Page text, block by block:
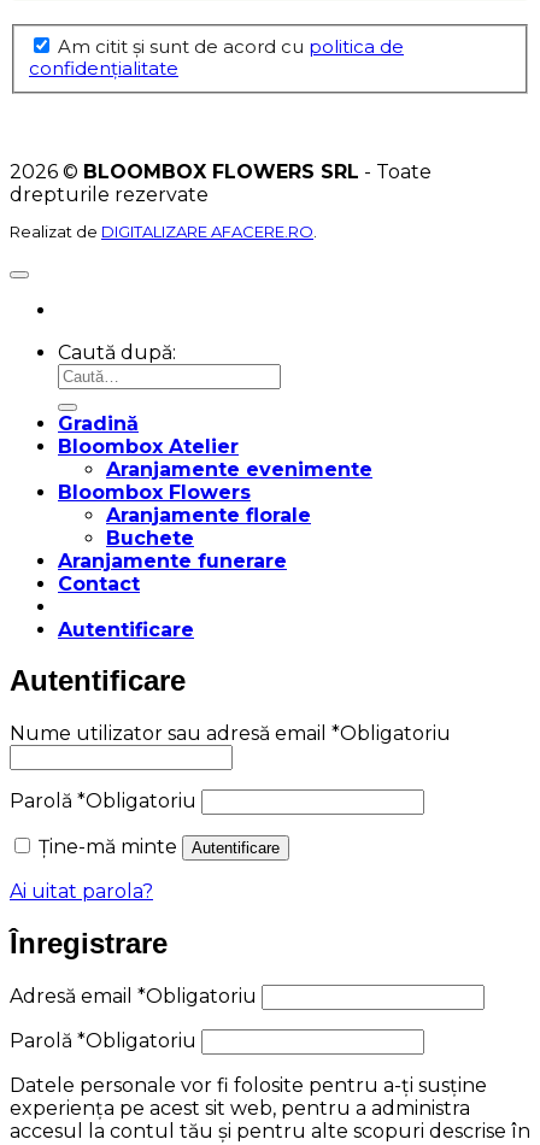
Am citit şi sunt de acord cu politica de
confidențialitate
2026 © BLOOMBOX FLOWERS SRL - Toate
drepturile rezervate
Realizat de DIGITALIZARE AFACERE.RO
Caută după:
Gradină
Bloombox Atelier
Aranjamente evenimente
Bloombox Flowers
Aranjamente florale
Buchete
Aranjamente funerare
Contact
Autentificare
Autentificare
Nume utilizator sau adresă email *Obligatoriu
Parolă *Obligatoriu
Ține-mă minte
Autentificare
Ai uitat parola?
Înregistrare
Adresă email *Obligatoriu
Parolă *Obligatoriu
Datele personale vor fi folosite pentru a-ți susține
experiența pe acest sit web, pentru a administra
accesul la contul tău și pentru alte scopuri descrise în